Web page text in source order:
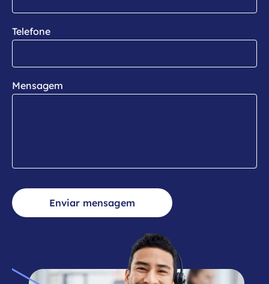
Telefone
Mensagem
Enviar mensagem